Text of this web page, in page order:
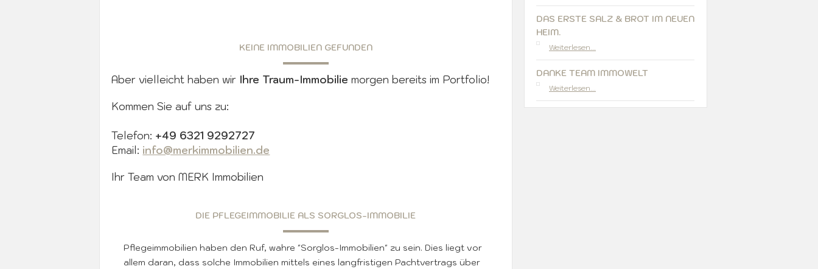
KEINE IMMOBILIEN GEFUNDEN
Aber vielleicht haben wir Ihre Traum-Immobilie morgen bereits im Portfolio!
Kommen Sie auf uns zu:
Telefon: +49 6321 9292727
Email: info@merkimmobilien.de
Ihr Team von MERK Immobilien
DIE PFLEGEIMMOBILIE ALS SORGLOS-IMMOBILIE
Pflegeimmobilien haben den Ruf, wahre "Sorglos-Immobilien" zu sein. Dies liegt vor
allem daran, dass solche Immobilien mittels eines langfristigen Pachtvertrags über
DAS ERSTE SALZ & BROT IM NEUEN
HEIM.
Weiterlesen...
DANKE TEAM IMMOWELT
Weiterlesen...